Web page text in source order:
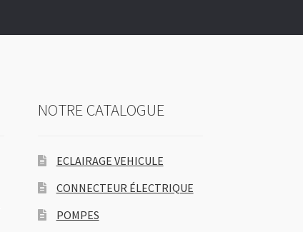
NOTRE CATALOGUE
ECLAIRAGE VEHICULE
CONNECTEUR ÉLECTRIQUE
POMPES